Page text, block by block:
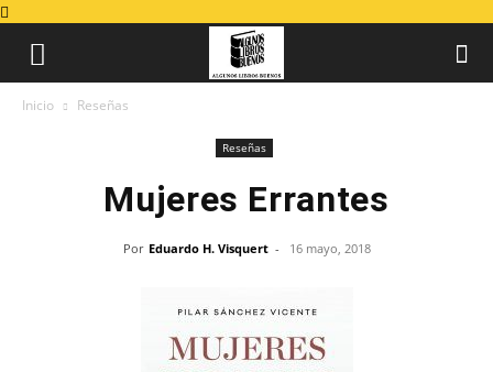
Inicio Reseñas
Reseñas
Mujeres Errantes
Por Eduardo H. Visquert - 16 mayo, 2018